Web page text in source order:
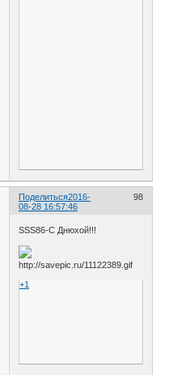
Поделиться 98
2016-
08-28 16:57:46
SSS86-С Днюхой!!!
+1